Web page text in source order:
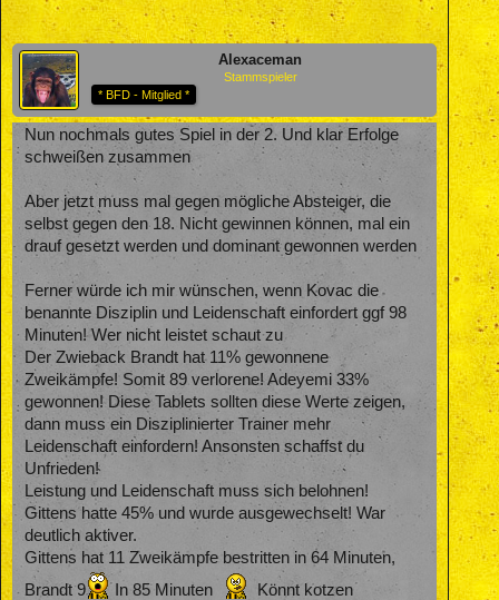
Alexaceman
Stammspieler
* BFD - Mitglied *
Nun nochmals gutes Spiel in der 2. Und klar Erfolge
schweißen zusammen
Aber jetzt muss mal gegen mögliche Absteiger, die
selbst gegen den 18. Nicht gewinnen können, mal ein
drauf gesetzt werden und dominant gewonnen werden
Ferner würde ich mir wünschen, wenn Kovac die
benannte Disziplin und Leidenschaft einfordert ggf 98
Minuten! Wer nicht leistet schaut zu
Der Zwieback Brandt hat 11% gewonnene
Zweikämpfe! Somit 89 verlorene! Adeyemi 33%
gewonnen! Diese Tablets sollten diese Werte zeigen,
dann muss ein Disziplinierter Trainer mehr
Leidenschaft einfordern! Ansonsten schaffst du
Unfrieden!
Leistung und Leidenschaft muss sich belohnen!
Gittens hatte 45% und wurde ausgewechselt! War
deutlich aktiver.
Gittens hat 11 Zweikämpfe bestritten in 64 Minuten,
Brandt 9
In 85 Minuten
Könnt kotzen